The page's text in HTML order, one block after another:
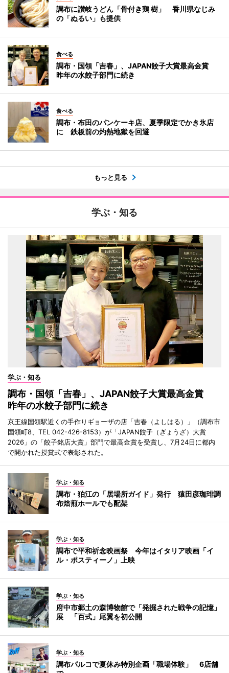
調布に讃岐うどん「骨付き鶏 樹」 香川県なじみ
の「ぬるい」も提供
食べる
調布・国領「吉春」、JAPAN餃子大賞最高金賞
昨年の水餃子部門に続き
食べる
調布・布田のパンケーキ店、夏季限定でかき氷店
に 鉄板前の灼熱地獄を回避
もっと見る
学ぶ・知る
学ぶ・知る
調布・国領「吉春」、JAPAN餃子大賞最高金賞
昨年の水餃子部門に続き
京王線国領駅近くの手作りギョーザの店「吉春（よしはる）」（調布市
国領町8、TEL 042-426-8153）が「JAPAN餃子（ぎょうざ）大賞
2026」の「餃子銘店大賞」部門で最高金賞を受賞し、7月24日に都内
で開かれた授賞式で表彰された。
学ぶ・知る
調布・狛江の「居場所ガイド」発行 猿田彦珈琲調
布焙煎ホールでも配架
学ぶ・知る
調布で平和祈念映画祭 今年はイタリア映画「イ
ル・ポスティーノ」上映
学ぶ・知る
府中市郷土の森博物館で「発掘された戦争の記憶」
展 「百式」尾翼を初公開
学ぶ・知る
調布パルコで夏休み特別企画「職場体験」 6店舗